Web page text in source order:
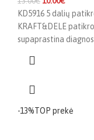
KD5916 5 dalių
KRAFT&DELE
supaprastina
-13%TOP prekė